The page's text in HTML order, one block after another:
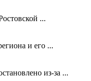
...
и его ...
из-за ...